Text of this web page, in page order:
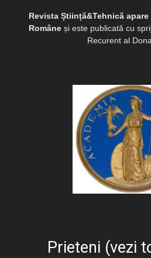
Revista Știință&Tehnică
Româneși este publicată cu
Recurent al
Prieteni (vezi